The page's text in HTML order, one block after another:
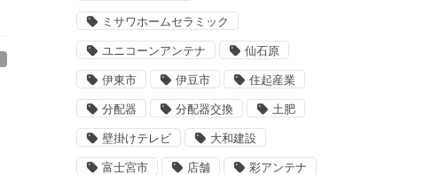
ミサワホームセラミック
ユニコーンアンテナ 仙石原
伊東市 伊豆市 住起産業
分配器 分配器交換 土肥
壁掛けテレビ 大和建設
富士宮市 店舗 彩アンテナ